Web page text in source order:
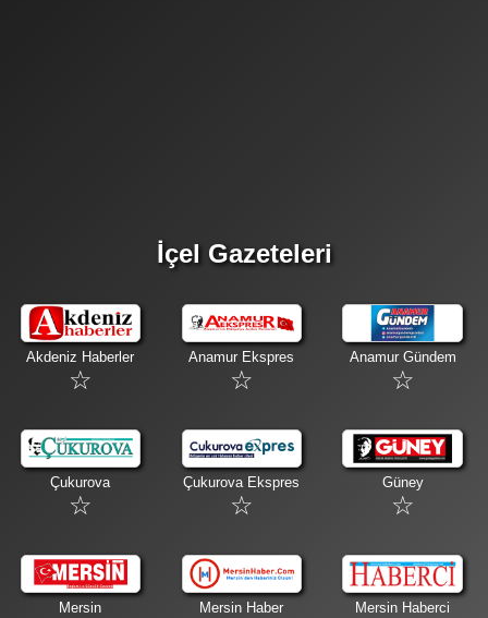
İçel Gazeteleri
Akdeniz Haberler Anamur Ekspres Anamur Gündem
Çukurova Çukurova Ekspres Güney
Mersin Mersin Haber Mersin Haberci